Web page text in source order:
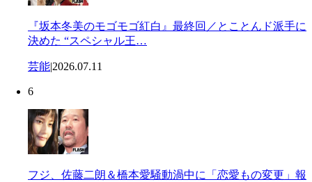
『坂本冬美のモゴモゴ紅白』最終回／とことんド派手に
決めた “スペシャル王…
芸能|2026.07.11
6
フジ、佐藤二朗＆橋本愛騒動渦中に「恋愛もの変更」報